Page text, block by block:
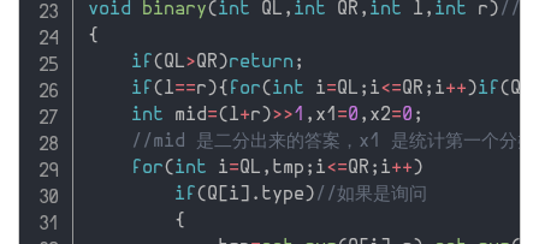
void
binary(int QL , int QR , int l , int r) //整
{
if (QL>QR)return ;
if (l==r){ for(int i=QL ; i<=QR ; i++)if (Q
int mid=(l+r)>>1 , x1 =0 , x2=0 ;
//mid 是二分出来的答案，x1 是统计第一个分
for(int i=QL , tmp ; i<=QR ; i++)
if (Q [i] . type) //如果是询问
{